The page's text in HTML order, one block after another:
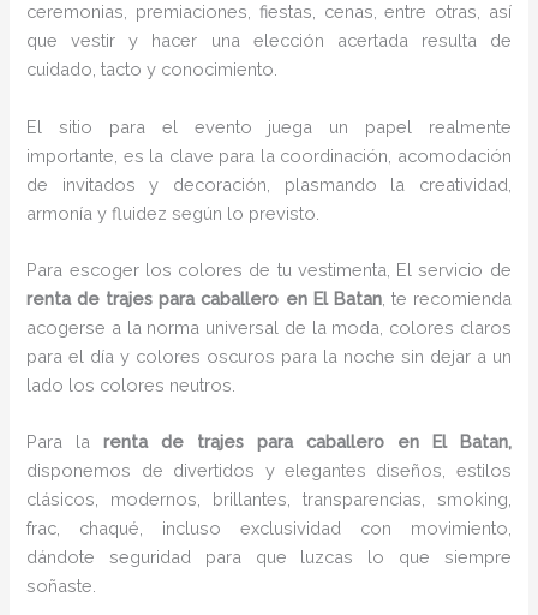
ceremonias, premiaciones, fiestas, cenas, entre otras, así
que vestir y hacer una elección acertada resulta de
cuidado, tacto y conocimiento.
El sitio para el evento juega un papel realmente
importante, es la clave para la coordinación, acomodación
de invitados y decoración, plasmando la creatividad,
armonía y fluidez según lo previsto.
Para escoger los colores de tu vestimenta, El servicio de
renta de trajes para caballero en El Batan, te recomienda
acogerse a la norma universal de la moda, colores claros
para el día y colores oscuros para la noche sin dejar a un
lado los colores neutros.
Para larenta de trajes para caballero
en El Batan,
disponemos de divertidos y elegantes diseños, estilos
clásicos, modernos, brillantes, transparencias, smoking,
frac, chaqué, incluso exclusividad con movimiento,
dándote seguridad para que luzcas lo que siempre
soñaste.